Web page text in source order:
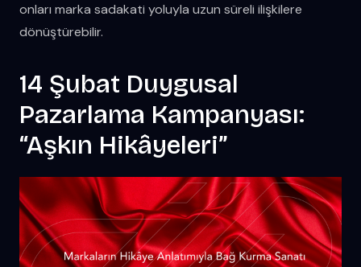
onları marka sadakati yoluyla uzun süreli ilişkilere
dönüştürebilir.
14 Şubat Duygusal
Pazarlama Kampanyası:
“Aşkın Hikâyeleri”